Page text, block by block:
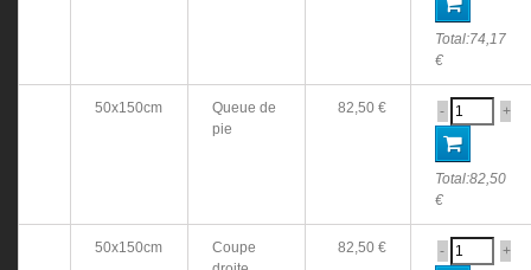
Total:74,17
€
50x150cm
Queue de
pie
82,50 € - +
Total:82,50
€
50x150cm
Coupe
82,50 € - +